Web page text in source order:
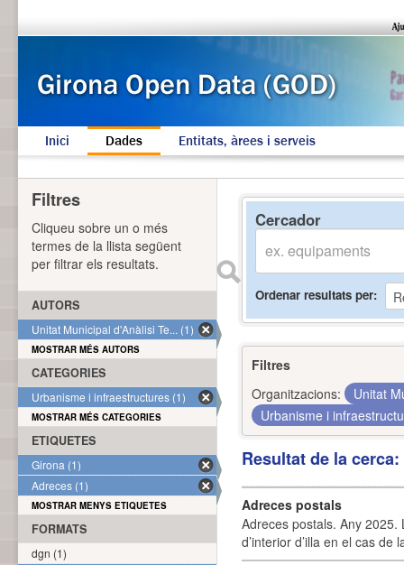
Inici Dades Entitats, àrees i serveis
Cercador
Ordenar resultats per
Filtres
Organitzacions:
Unitat
Urbanisme i
Resultat de la
Adreces postals
Adreces postals. Any 2025.
d’interior d’illa en el cas
Filtres
Cliqueu sobre un o més
termes de la llista següent
per filtrar els resultats.
AUTORS
Unitat Municipal d'Anàlisi Te... (1)
MOSTRAR MÉS AUTORS
CATEGORIES
Urbanisme i infraestructures (1)
MOSTRAR MÉS CATEGORIES
ETIQUETES
Girona (1)
Adreces (1)
MOSTRAR MENYS ETIQUETES
FORMATS
dgn (1)